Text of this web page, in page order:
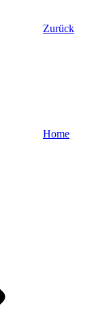
Zurück
Home